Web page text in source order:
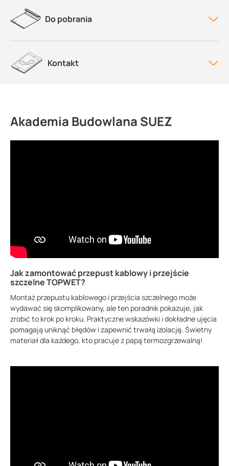
Do pobrania
Kontakt
Akademia Budowlana SUEZ
Jak zamontować przepust kablowy i przejście
szczelne TOPWET?
Montaż przepustu kablowego i przejścia szczelnego może
wydawać się skomplikowany, ale ten poradnik pokazuje, jak
zrobić to krok po kroku. Praktyczne wskazówki i dokładne ujęcia
pomagają uniknąć błędów i zapewnić trwałą izolację. Świetny
materiał dla każdego, kto pracuje z papą termozgrzewalną!